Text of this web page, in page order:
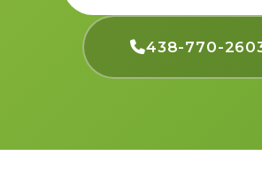
438-770-